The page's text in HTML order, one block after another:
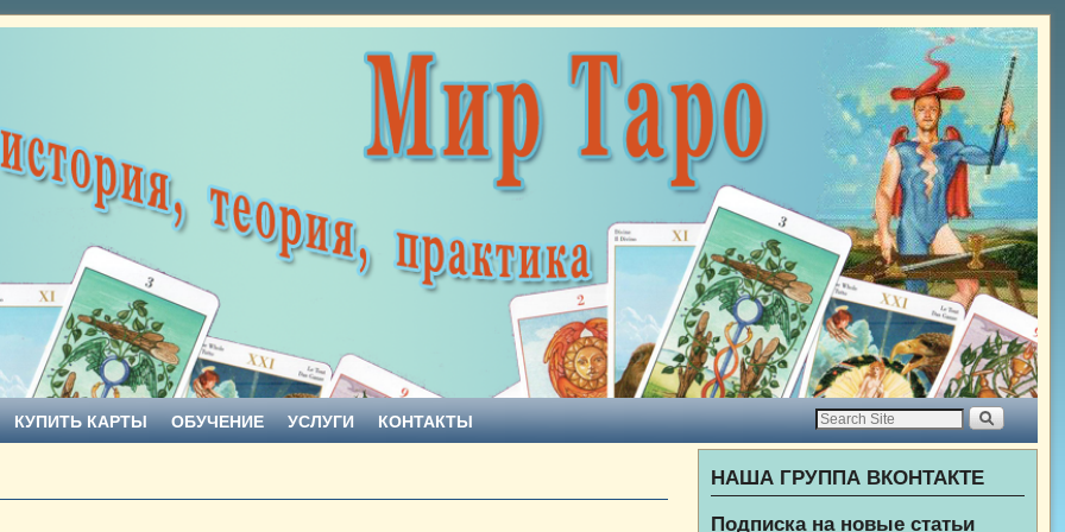
КУПИТЬ КАРТЫ ОБУЧЕНИЕ УСЛУГИ КОНТАКТЫ
НАША ГРУППА ВКОНТАКТЕ
Подписка на новые статьи